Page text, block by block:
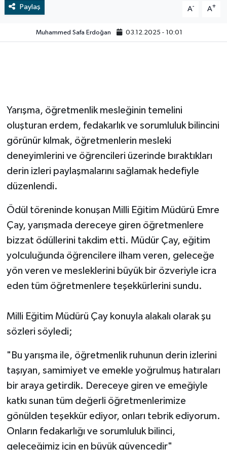
Paylaş A- A+
Muhammed Safa Erdoğan 03.12.2025 - 10:01
Yarışma, öğretmenlik mesleğinin temelini
oluşturan erdem, fedakarlık ve sorumluluk bilincini
görünür kılmak, öğretmenlerin mesleki
deneyimlerini ve öğrencileri üzerinde bıraktıkları
derin izleri paylaşmalarını sağlamak hedefiyle
düzenlendi.
Ödül töreninde konuşan Milli Eğitim Müdürü Emre
Çay, yarışmada dereceye giren öğretmenlere
bizzat ödüllerini takdim etti. Müdür Çay, eğitim
yolculuğunda öğrencilere ilham veren, geleceğe
yön veren ve mesleklerini büyük bir özveriyle icra
eden tüm öğretmenlere teşekkürlerini sundu.
Milli Eğitim Müdürü Çay konuyla alakalı olarak şu
sözleri söyledi;
"Bu yarışma ile, öğretmenlik ruhunun derin izlerini
taşıyan, samimiyet ve emekle yoğrulmuş hatıraları
bir araya getirdik. Dereceye giren ve emeğiyle
katkı sunan tüm değerli öğretmenlerimize
gönülden teşekkür ediyor, onları tebrik ediyorum.
Onların fedakarlığı ve sorumluluk bilinci,
geleceğimiz için en büyük güvencedir"